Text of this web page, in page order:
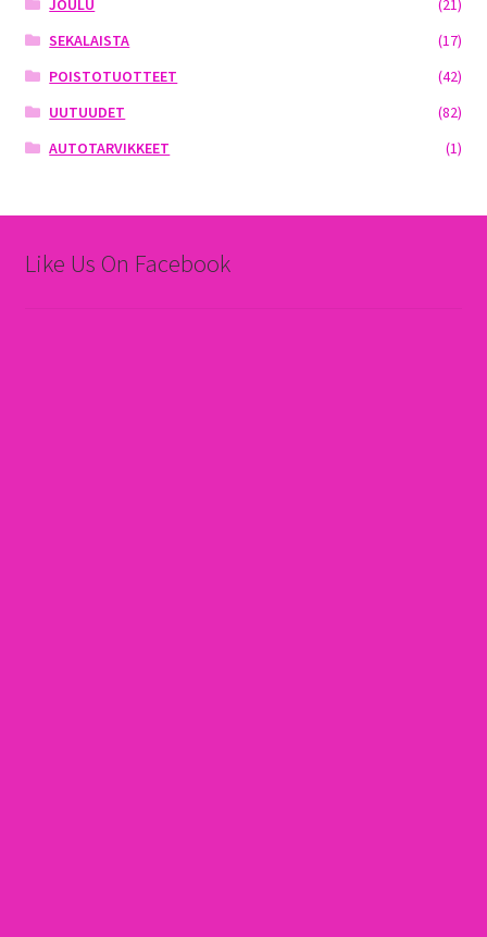
JOULU
(21)
SEKALAISTA
(17)
POISTOTUOTTEET
(42)
UUTUUDET
(82)
AUTOTARVIKKEET
(1)
Like Us On Facebook